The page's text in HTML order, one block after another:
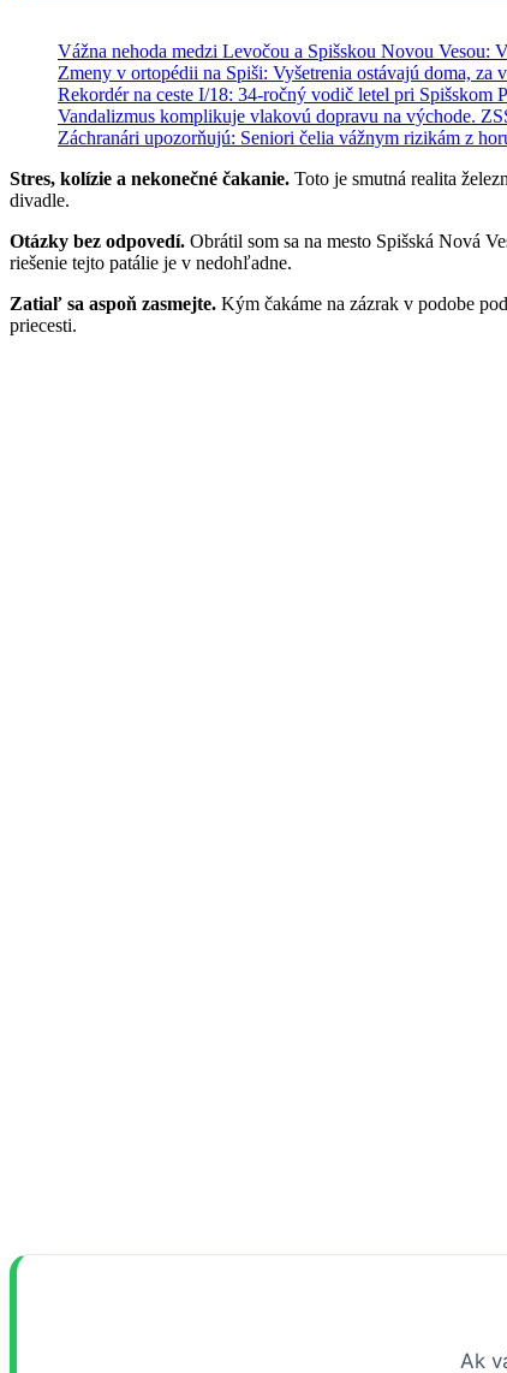
Vážna nehoda medzi Levočou a Spišskou Novou Vesou:
Zmeny v ortopédii na Spiši: Vyšetrenia ostávajú doma, za
Rekordér na ceste I/18: 34-ročný vodič letel pri Spišskom
Vandalizmus komplikuje vlakovú dopravu na východe.
Záchranári upozorňujú: Seniori čelia vážnym rizikám z
Stres, kolízie a nekonečné čakanie. Toto je smutná realita
divadle.
Otázky bez odpovedí. Obrátil som sa na mesto Spišská Nová
riešenie tejto patálie je v nedohľadne.
Zatiaľ sa aspoň zasmejte. Kým čakáme na zázrak v podobe
priecesti.
Ak